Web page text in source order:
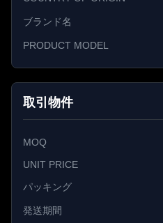
ブランド名
PRODUCT MODEL
取引物件
MOQ
UNIT PRICE
パッキング
発送期間